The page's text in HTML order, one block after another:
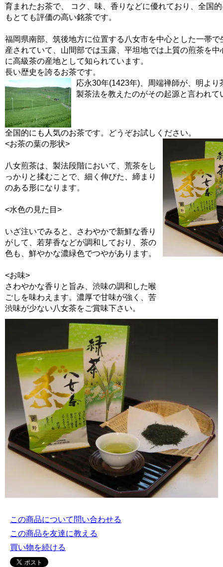
育まれたお茶で、 コク、味、香りなどに優れており、全国
もとても評価の高い銘茶です。
福岡県南部、筑後地方に位置する八女市を中心とした一帯で
産されていて、山間部では玉露、平坦地では上質の煎茶を中
に高級茶の産地として知られています。
長い歴史を誇るお茶です。
応永30年(1423年)、周端禅師が、明より
製茶法を教えたのがその起源と言われて
全国的にも人気のお茶です。どうぞお試しください。
<お茶の葉の形状>
八女煎茶は、製法段階において、荒茶をし
っかりと揉むことで、細く伸びた、締まり
のある形になります。
<水色の見た目>
いざ注いでみると、さわやかで新鮮な香り
がして、若芽香などが調和しており、茶の
色も、鮮やかな濃緑色でつやがあります。
<お味>
さわやかな香りと旨み、渋味の調和した喉
ごしを味わえます。濃厚で甘味が強く、苦
渋味が少ない八女茶をご賞味下さい。
この商品について問い合わせる
この商品を友達に教える
買い物を続ける